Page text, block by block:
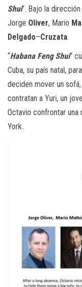
Shui”. Bajo la
Jorge Oliver, Mario
Delgado–Cruzata.
“Habana Feng Shui”
Cuba, su país natal,
deciden mover un
contratan a Yuri, un
Octavio confrontar una
York..